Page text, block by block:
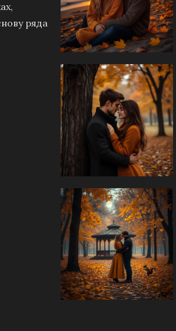
ряда